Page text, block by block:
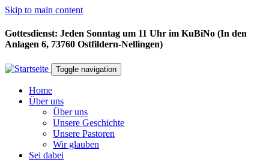
Skip to main content
Gottesdienst: Jeden Sonntag um 11 Uhr im KuBiNo (In den
Anlagen 6, 73760 Ostfildern-Nellingen)
Toggle navigation
Home
Über uns
Über uns
Unsere Geschichte
Unsere Pastoren
Wir glauben
Sei dabei